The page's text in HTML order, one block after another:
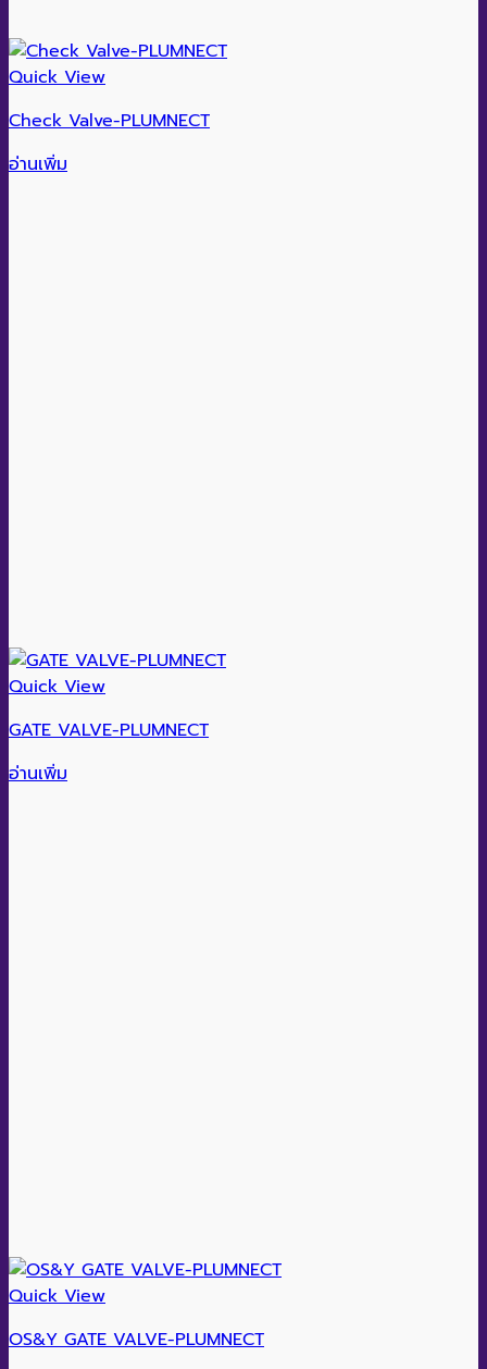
Quick View
Check Valve-PLUMNECT
อ่านเพิ่ม
Quick View
GATE VALVE-PLUMNECT
อ่านเพิ่ม
Quick View
OS&Y GATE VALVE-PLUMNECT